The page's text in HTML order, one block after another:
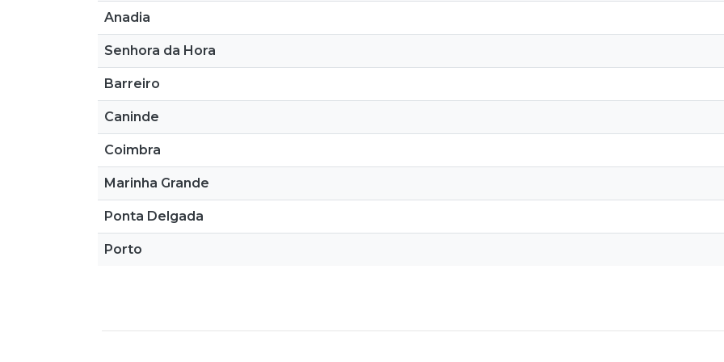
Anadia
Senhora da Hora
Barreiro
Caninde
Coimbra
Marinha Grande
Ponta Delgada
Porto